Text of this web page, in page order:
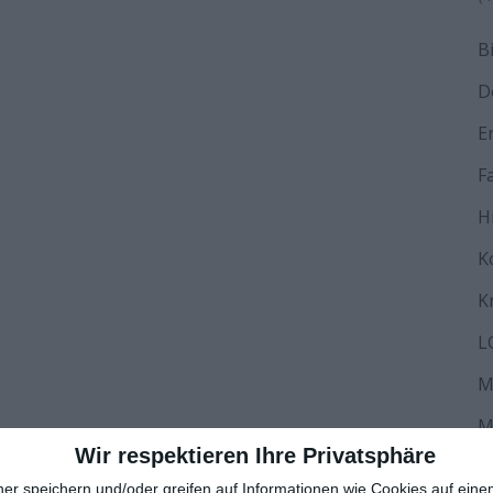
Wir respektieren Ihre Privatsphäre
speichern und/oder greifen auf Informationen wie Cookies auf